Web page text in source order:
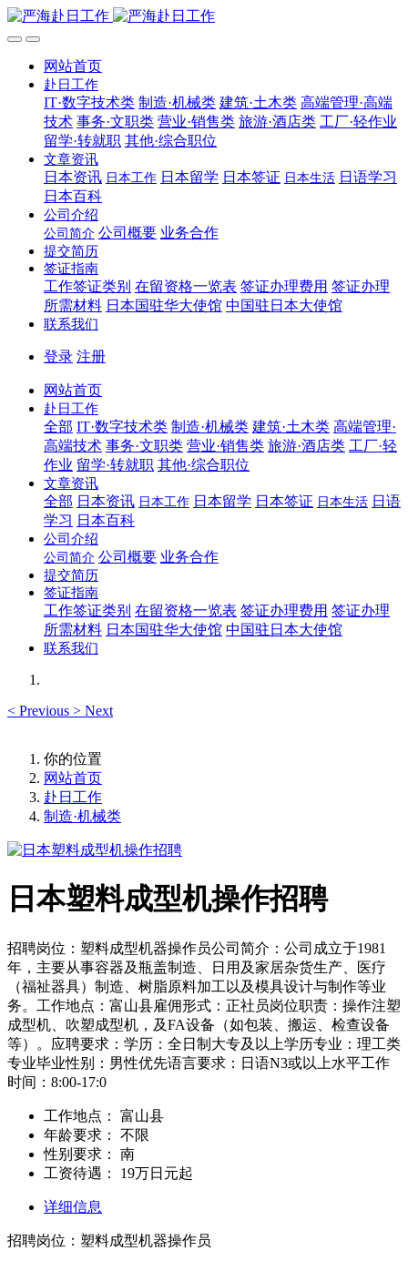
网站首页
赴日工作
IT·数字技术类 制造·机械类 建筑·土木类 高端管理·高端
技术 事务·文职类 营业·销售类 旅游·酒店类 工厂·轻作业
留学·转就职 其他·综合职位
文章资讯
日本资讯 日本工作 日本留学 日本签证 日本生活 日语学习
日本百科
公司介绍
公司简介 公司概要 业务合作
提交简历
签证指南
工作签证类别 在留资格一览表 签证办理费用 签证办理
所需材料 日本国驻华大使馆 中国驻日本大使馆
联系我们
登录 注册
网站首页
赴日工作
全部 IT·数字技术类 制造·机械类 建筑·土木类 高端管理·
高端技术 事务·文职类 营业·销售类 旅游·酒店类 工厂·轻
作业 留学·转就职 其他·综合职位
文章资讯
全部 日本资讯 日本工作 日本留学 日本签证 日本生活 日语
学习 日本百科
公司介绍
公司简介 公司概要 业务合作
提交简历
签证指南
工作签证类别 在留资格一览表 签证办理费用 签证办理
所需材料 日本国驻华大使馆 中国驻日本大使馆
联系我们
< Previous > Next
你的位置
网站首页
赴日工作
制造·机械类
日本塑料成型机操作招聘
招聘岗位：塑料成型机器操作员公司简介：公司成立于1981
年，主要从事容器及瓶盖制造、日用及家居杂货生产、医疗
（福祉器具）制造、树脂原料加工以及模具设计与制作等业
务。工作地点：富山县雇佣形式：正社员岗位职责：操作注塑
成型机、吹塑成型机，及FA设备（如包装、搬运、检查设备
等）。应聘要求：学历：全日制大专及以上学历专业：理工类
专业毕业性别：男性优先语言要求：日语N3或以上水平工作
时间：8:00-17:0
工作地点：
富山县
年龄要求：
不限
性别要求：
南
工资待遇：
19万日元起
详细信息
招聘岗位：塑料成型机器操作员